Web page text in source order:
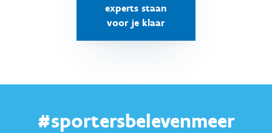
experts staan
voor je klaar
#sportersbelevenmeer